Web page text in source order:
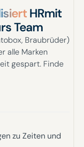
HRmit
Team
Braubrüder)
alle Marken
gespart. Finde
zu Zeiten und